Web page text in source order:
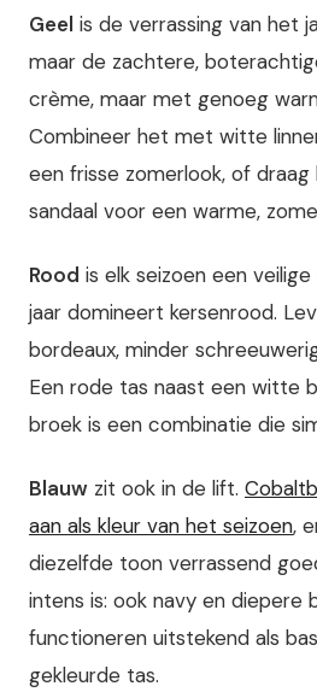
Geel is de verrassing van het
maar de zachtere,
crème, maar met genoeg
Combineer het met witte
een frisse zomerlook, of
sandaal voor een warme,
Rood is elk seizoen een
jaar domineert kersenrood.
bordeaux, minder
Een rode tas naast een witte
broek is een combinatie die
Blauw zit ook in de lift.
aan als kleur van het seizoen,
diezelfde toon verrassend
intens is: ook navy en diepere
functioneren uitstekend als
gekleurde tas.